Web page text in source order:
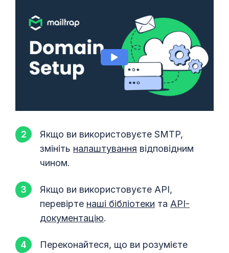
Якщо ви використовуєте SMTP,
змініть налаштування відповідним
чином.
Якщо ви використовуєте API,
перевірте наші бібліотеки та API-
документацію.
Переконайтеся, що ви розумієте